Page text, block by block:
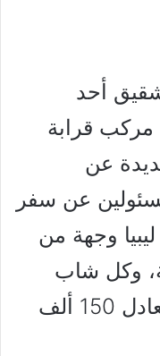
أحد
قرابة
عن
عن سفر
وجهة من
وكل شاب
يدفع 3 آلاف دولار أي ما يعادل 150 ألف